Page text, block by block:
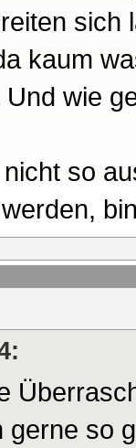
sich
kaum
wie
so
so